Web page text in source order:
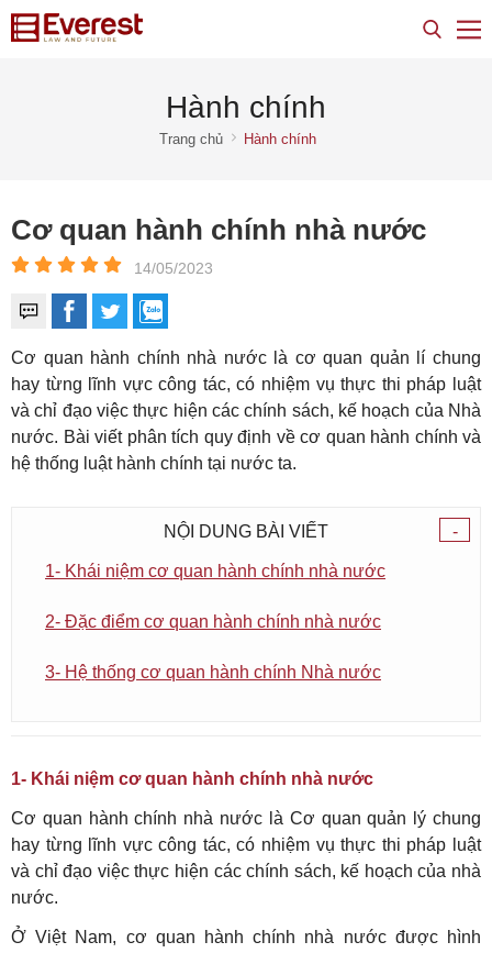
Hành chính
Trang chủ Hành chính
Cơ quan hành chính nhà nước
14/05/2023
Cơ quan hành chính nhà nước là cơ quan quản lí chung
hay từng lĩnh vực công tác, có nhiệm vụ thực thi pháp luật
và chỉ đạo việc thực hiện các chính sách, kế hoạch của Nhà
nước. Bài viết phân tích quy định về cơ quan hành chính và
hệ thống luật hành chính tại nước ta.
-
NỘI DUNG BÀI VIẾT
1- Khái niệm cơ quan hành chính nhà nước
2- Đặc điểm cơ quan hành chính nhà nước
3- Hệ thống cơ quan hành chính Nhà nước
1- Khái niệm cơ quan hành chính nhà nước
Cơ quan hành chính nhà nước là Cơ quan quản lý chung
hay từng lĩnh vực công tác, có nhiệm vụ thực thi pháp luật
và chỉ đạo việc thực hiện các chính sách, kế hoạch của nhà
nước.
Ở Việt Nam, cơ quan hành chính nhà nước được hình